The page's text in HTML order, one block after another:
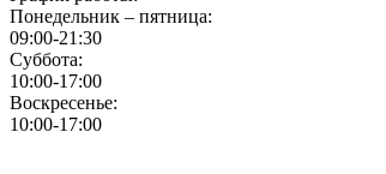
Понедельник – пятница:
09:00-21:30
Суббота:
10:00-17:00
Воскресенье:
10:00-17:00